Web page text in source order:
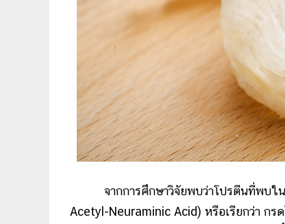
จากการศึกษาวิจัยพบว่าโปรตีนที่พบในรั
Acetyl-Neuraminic Acid) หรือเรียกว่า กร